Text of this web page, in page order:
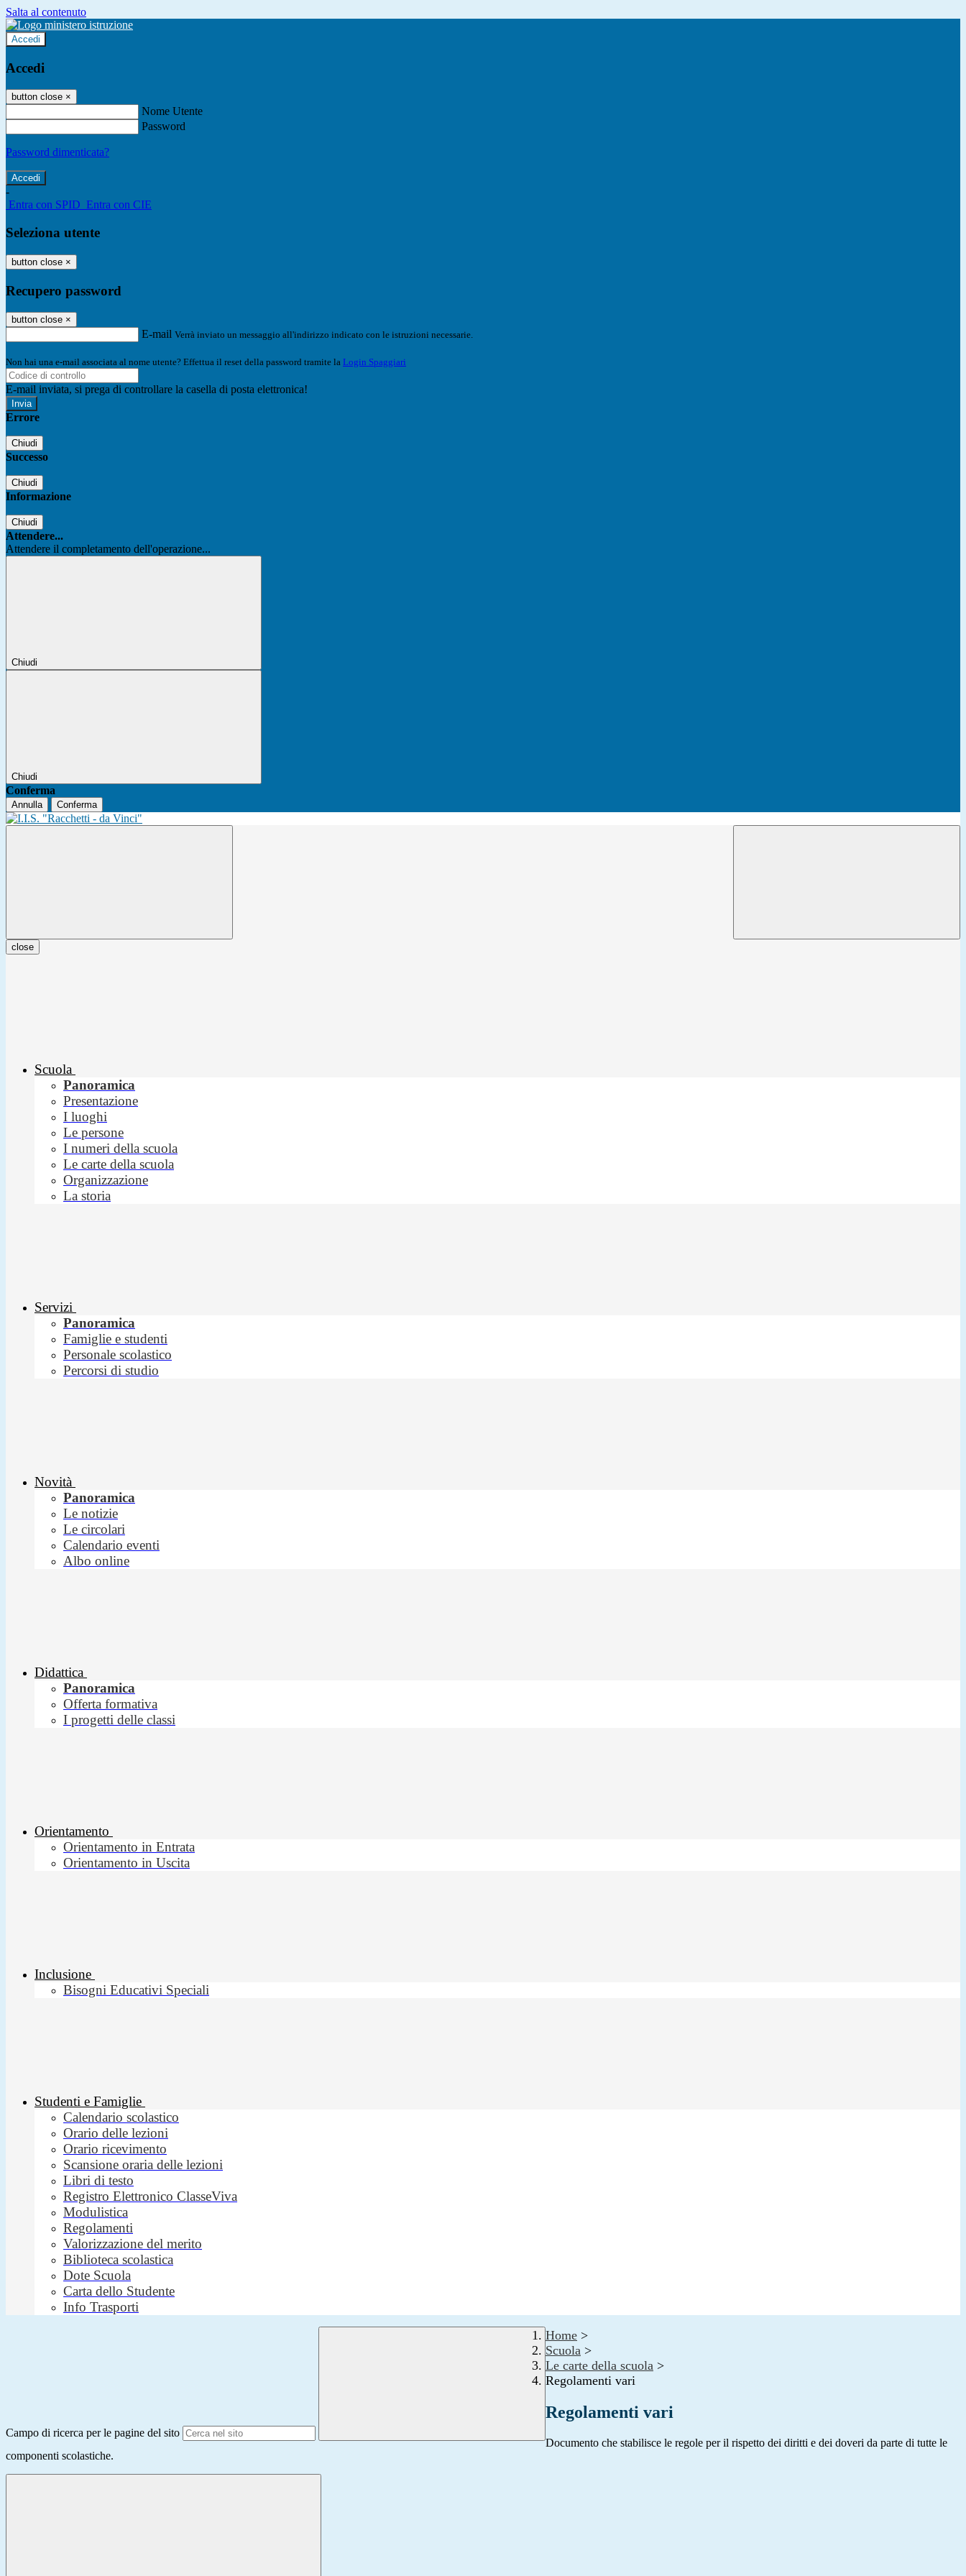
Salta al contenuto
Accedi
Accedi
button close ×
Nome Utente
Password
Password dimenticata?
-
Entra con SPID Entra con CIE
Seleziona utente
button close ×
Recupero password
button close ×
E-mail Verrà inviato un messaggio all'indirizzo indicato con le istruzioni necessarie.
Non hai una e-mail associata al nome utente? Effettua il reset della password tramite la Login Spaggiari
E-mail inviata, si prega di controllare la casella di posta elettronica!
Errore
Chiudi
Successo
Chiudi
Informazione
Chiudi
Attendere...
Attendere il completamento dell'operazione...
Chiudi
Chiudi
Conferma
Annulla Conferma
close
Scuola
Panoramica
Presentazione
I luoghi
Le persone
I numeri della scuola
Le carte della scuola
Organizzazione
La storia
Servizi
Panoramica
Famiglie e studenti
Personale scolastico
Percorsi di studio
Novità
Panoramica
Le notizie
Le circolari
Calendario eventi
Albo online
Didattica
Panoramica
Offerta formativa
I progetti delle classi
Orientamento
Orientamento in Entrata
Orientamento in Uscita
Inclusione
Bisogni Educativi Speciali
Studenti e Famiglie
Calendario scolastico
Orario delle lezioni
Orario ricevimento
Scansione oraria delle lezioni
Libri di testo
Registro Elettronico ClasseViva
Modulistica
Regolamenti
Valorizzazione del merito
Biblioteca scolastica
Dote Scuola
Carta dello Studente
Info Trasporti
Campo di ricerca per le pagine del sito
Home >
Scuola >
Le carte della scuola >
Regolamenti vari
Regolamenti vari
Documento che stabilisce le regole per il rispetto dei diritti e dei doveri da parte di tutte le
componenti scolastiche.